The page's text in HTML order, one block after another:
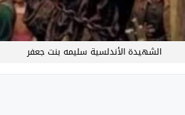
الشهيدة الأندلسية سليمه بنت جعفر